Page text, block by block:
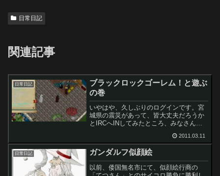
日常日記
関連記事
日常日記
ブラックロックゴーレム！と遊ぶ
の巻
いやはや、久しぶりのログインです。宮
城県の震災があって、皆大丈夫だろうか
とIRCへINしてみたところ、みなさん無
ね。地震はマジでやばい。物理だけでな
くすべて破壊します。。。今回の災害も
そうですが、ひとごと...
2011.03.11
日常日記 ガンダルフ似顔絵
以前、倭国無名市にて、似顔絵行商の